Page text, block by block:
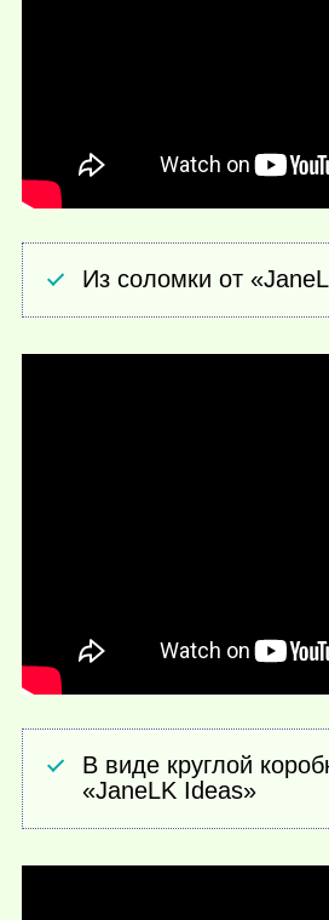
Из соломки от
В виде круглой
«JaneLK Ideas»